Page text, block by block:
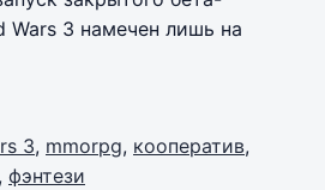
Wars 3 намечен лишь на
3, mmorpg, кооператив,
, фэнтези